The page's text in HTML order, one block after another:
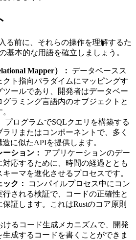
る前に、それらの操作を理解するた
基本的な用語を確立しましょう。
Mapper）：
データベースス
クト指向パラダイムにマッピングす
ツールであり、開発者はデータベー
グラミング言語内のオブジェクトと
プログラムでSQLクエリを構築する
リまたはコンポーネントで、多く
に似たAPIを提供します。
ション：
アプリケーションのデー
対応するために、時間の経過ととも
ーマを進化させるプロセスです。
ク：
コンパイルプロセス中にコン
される検証で、コードの正確性と
証します。これはRustのコア原則
けるコード生成メカニズムで、開発
成するコードを書くことができま